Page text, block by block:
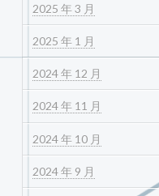
2025 年 3 月
2025 年 1 月
2024 年 12 月
2024 年 11 月
2024 年 10 月
2024 年 9 月